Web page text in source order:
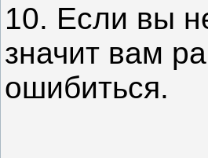
10. Если вы
значит вам
ошибиться.